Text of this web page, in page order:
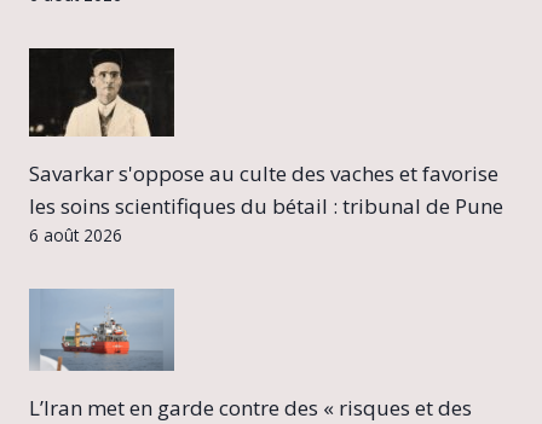
Savarkar s'oppose au culte des vaches et favorise
les soins scientifiques du bétail : tribunal de Pune
6 août 2026
L’Iran met en garde contre des « risques et des